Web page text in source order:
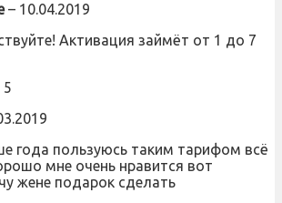
– 10.04.2019
Активация займёт от 1 до 7
5
года пользуюсь таким тарифом всё
мне очень нравится вот
жене подарок сделать